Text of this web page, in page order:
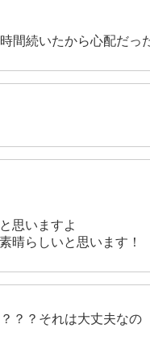
間続いたから心配だ
思いますよ
晴らしいと思います！
？？それは大丈夫なの